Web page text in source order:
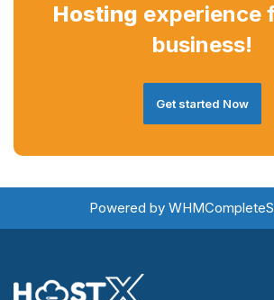
Hosting experience
business!
Get started Now
Powered by